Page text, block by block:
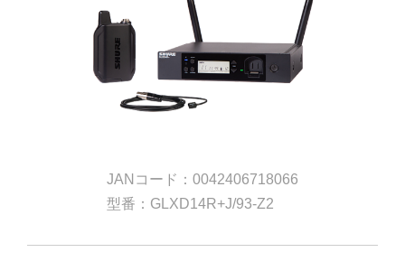
JANコード：0042406718066
型番：GLXD14R+J/93-Z2